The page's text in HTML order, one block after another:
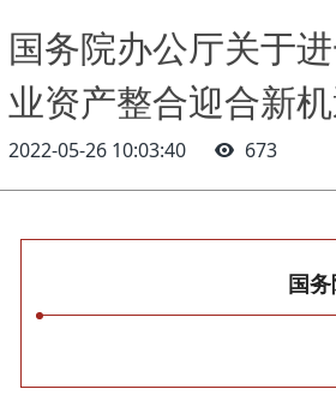
国务院办公厅关于
业资产整合迎合新
2022-05-26 10:03:40 673
国